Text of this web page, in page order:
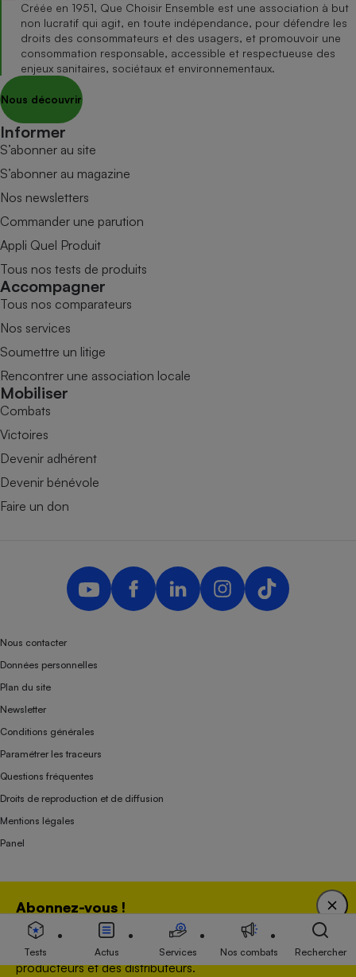
Abonnez-vous !
Bénéficiez d'une expertise unique tout en soutenant
une association 100 % indépendante de l'Etat, des
producteurs et des distributeurs.
Créée en 1951, Que Choisir Ensemble est une association à but
non lucratif qui agit, en toute indépendance, pour défendre les
droits des consommateurs et des usagers, et promouvoir une
consommation responsable, accessible et respectueuse des
enjeux sanitaires, sociétaux et environnementaux.
Nous découvrir
Informer
S’abonner au site
S’abonner au magazine
Nos newsletters
Commander une parution
Appli Quel Produit
Tous nos tests de produits
Accompagner
Tous nos comparateurs
Nos services
Soumettre un litige
Rencontrer une association locale
Mobiliser
Combats
Victoires
Devenir adhérent
Devenir bénévole
Faire un don
Nous contacter
Données personnelles
Plan du site
Newsletter
Conditions générales
Paramétrer les traceurs
Questions fréquentes
Droits de reproduction et de diffusion
Mentions légales
Panel
Association indépendante de l’État, des syndicats, des producteurs et des
distributeurs depuis 1951.
Tests Actus Services Nos combats Rechercher